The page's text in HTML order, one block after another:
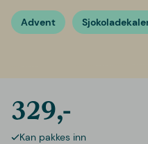
Advent
329,-
Kan pakkes inn